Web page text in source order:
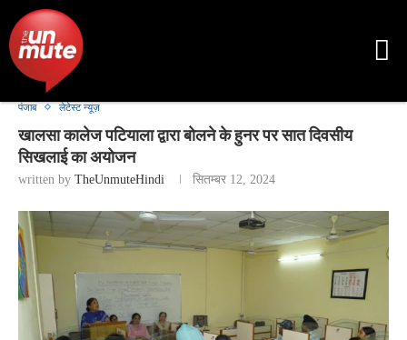
पंजाब लेटेस्ट न्यूज़
खालसा कालेज पटियाला द्वारा बोलने के हुनर पर सात दिवसीय
सिखलाई का अयोजन
written by TheUnmuteHindi सितम्बर 12, 2024